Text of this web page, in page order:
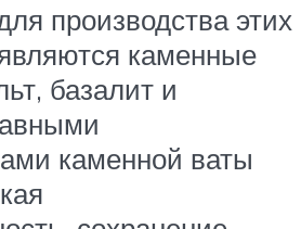
производства этих
каменные
базалит и
каменной ваты